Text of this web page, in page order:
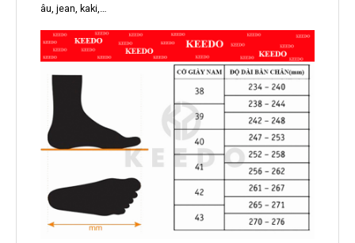
âu, jean, kaki,…